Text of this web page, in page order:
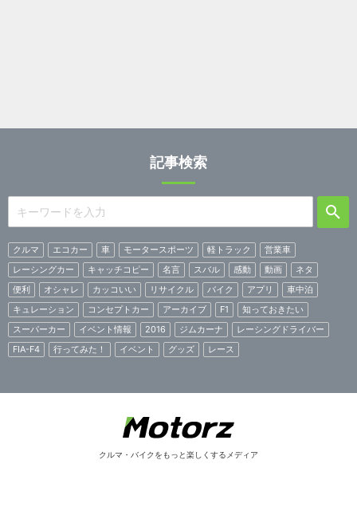
記事検索
クルマ エコカー 車 モータースポーツ 軽トラック
営業車
レーシングカー
キャッチコピー 名言 スバル 感動 動画
ネタ
便利
オシャレ カッコいい リサイクル バイク アプリ
車中泊
キュレーション
コンセプトカー アーカイブ F1
知っておきたい
スーパーカー
イベント情報 2016 ジムカーナ
レーシングドライバー
FIA-F4
行ってみた！ イベント グッズ レース
クルマ・バイクをもっと楽しくするメディア